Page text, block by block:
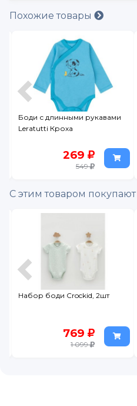
Похожие товары
Боди с длинными рукавами
Leratutti Кроха
269
549
С этим товаром покупают
Набор боди Crockid, 2шт
769
1 099